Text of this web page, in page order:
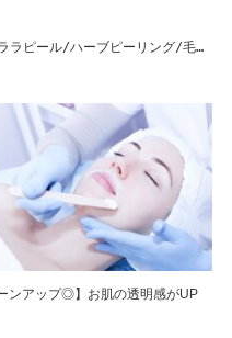
ピール/ハーブピーリング/毛穴
ンアップ◎】お肌の透明感がUP